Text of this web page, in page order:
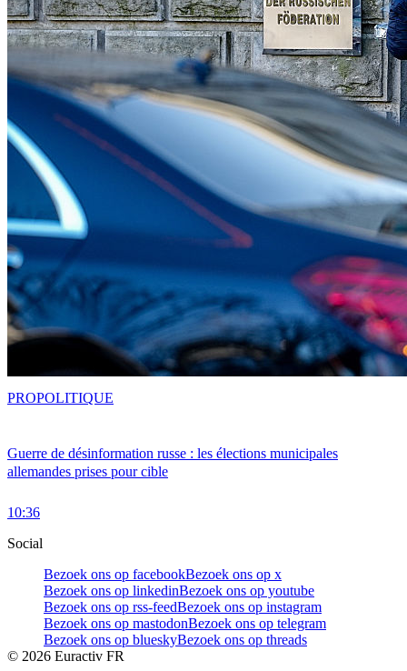
Guerre de désinformation russe : les élections municipales
allemandes prises pour cible
10:36
PROPOLITIQUE
Social
Bezoek ons op facebookBezoek ons op x
Bezoek ons op linkedinBezoek ons op youtube
Bezoek ons op rss-feedBezoek ons op instagram
Bezoek ons op mastodonBezoek ons op telegram
Bezoek ons op blueskyBezoek ons op threads
© 2026 Euractiv FR